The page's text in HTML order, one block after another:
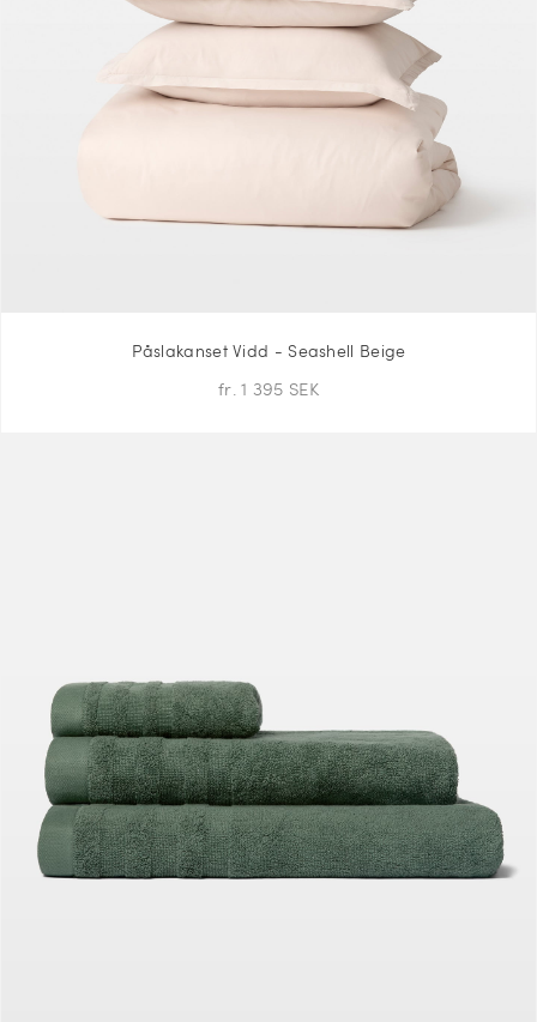
Påslakanset Vidd - Seashell Beige
fr. 1 395 SEK